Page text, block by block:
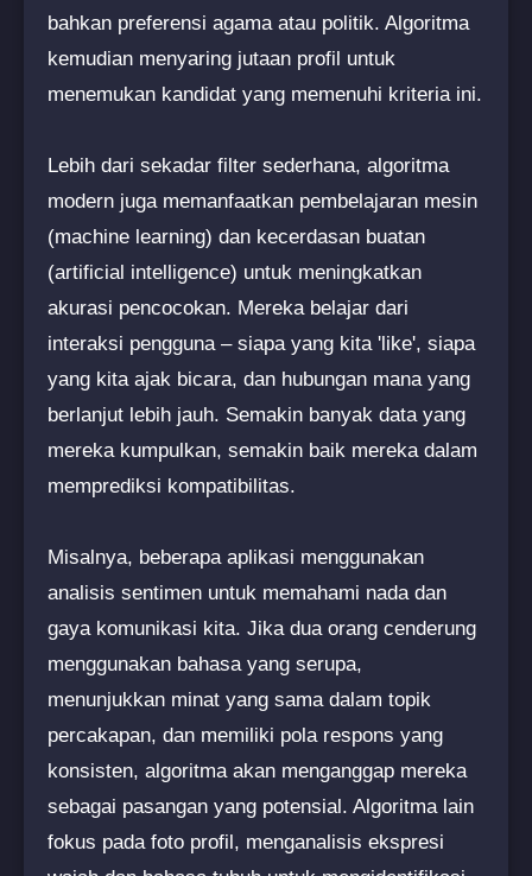
bahkan preferensi agama atau politik. Algoritma
kemudian menyaring jutaan profil untuk
menemukan kandidat yang memenuhi kriteria ini.
Lebih dari sekadar filter sederhana, algoritma
modern juga memanfaatkan pembelajaran mesin
(machine learning) dan kecerdasan buatan
(artificial intelligence) untuk meningkatkan
akurasi pencocokan. Mereka belajar dari
interaksi pengguna – siapa yang kita 'like', siapa
yang kita ajak bicara, dan hubungan mana yang
berlanjut lebih jauh. Semakin banyak data yang
mereka kumpulkan, semakin baik mereka dalam
memprediksi kompatibilitas.
Misalnya, beberapa aplikasi menggunakan
analisis sentimen untuk memahami nada dan
gaya komunikasi kita. Jika dua orang cenderung
menggunakan bahasa yang serupa,
menunjukkan minat yang sama dalam topik
percakapan, dan memiliki pola respons yang
konsisten, algoritma akan menganggap mereka
sebagai pasangan yang potensial. Algoritma lain
fokus pada foto profil, menganalisis ekspresi